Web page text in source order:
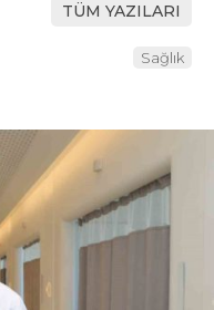
TÜM YAZILARI
Sağlık